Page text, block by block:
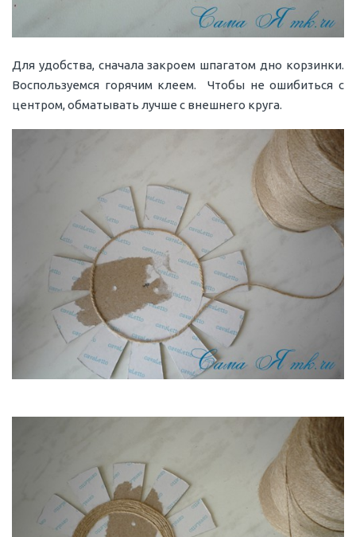
Для удобства, сначала закроем шпагатом дно корзинки.
Воспользуемся горячим клеем. Чтобы не ошибиться с
центром, обматывать лучше с внешнего круга.